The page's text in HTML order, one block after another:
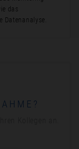
das
Datenanalyse.